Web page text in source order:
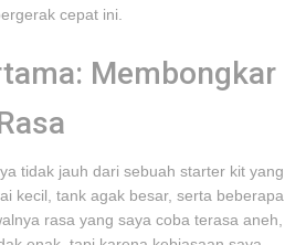
cepat ini.
Membongkar
tidak jauh dari sebuah starter kit yang
kecil, tank agak besar, serta beberapa
rasa yang saya coba terasa aneh,